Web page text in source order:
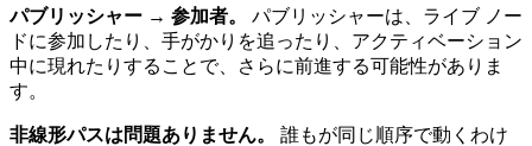
パブリッシャー → 参加者。
パブリッシャーは、ライブ ノー
ドに参加したり、手がかりを追ったり、アクティベーション
中に現れたりすることで、さらに前進する可能性がありま
す。
非線形パスは問題ありません。
誰もが同じ順序で動くわけ